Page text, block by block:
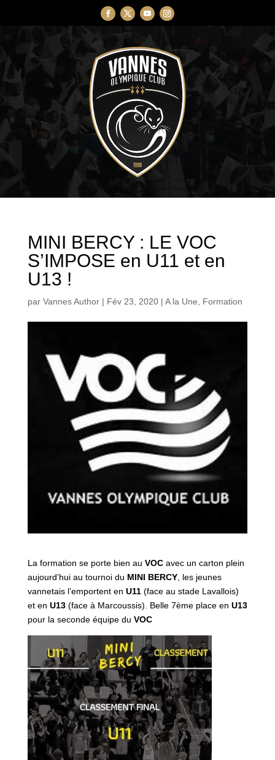
MINI BERCY : LE VOC
S’IMPOSE en U11 et en
U13 !
par Vannes Author| Fév 23, 2020| A la Une, Formation
La formation se porte bien au VOCavec un carton plein
aujourd’hui au tournoi du MINI BERCY, les jeunes
vannetais l’emportent en U11(face au stade Lavallois)
et en U13(face à Marcoussis). Belle 7ème place en U13
pour la seconde équipe du VOC